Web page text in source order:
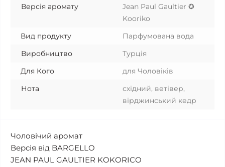
Версія аромату
Jean Paul Gaultier ✪
Kooriko
Вид продукту
Парфумована вода
Виробництво
Турція
Для Кого
для Чоловіків
Нота
східний, ветівер,
вірджинський кедр
Чоловічий аромат
Версія від BARGELLO
JEAN PAUL GAULTIER KOKORICO